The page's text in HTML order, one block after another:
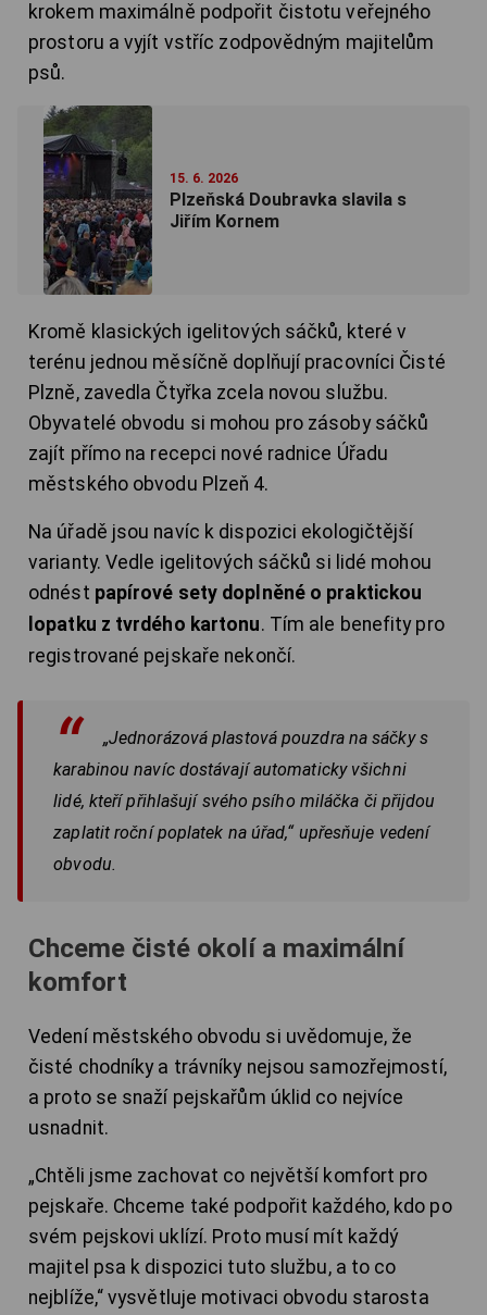
krokem maximálně podpořit čistotu veřejného
prostoru a vyjít vstříc zodpovědným majitelům
psů.
15. 6. 2026
Plzeňská Doubravka slavila s
Jiřím Kornem
Kromě klasických igelitových sáčků, které v
terénu jednou měsíčně doplňují pracovníci Čisté
Plzně, zavedla Čtyřka zcela novou službu.
Obyvatelé obvodu si mohou pro zásoby sáčků
zajít přímo na recepci nové radnice Úřadu
městského obvodu Plzeň 4.
Na úřadě jsou navíc k dispozici ekologičtější
varianty. Vedle igelitových sáčků si lidé mohou
odnést papírové sety doplněné o praktickou
lopatku z tvrdého kartonu. Tím ale benefity pro
registrované pejskaře nekončí.
„Jednorázová plastová pouzdra na sáčky s
karabinou navíc dostávají automaticky všichni
lidé, kteří přihlašují svého psího miláčka či přijdou
zaplatit roční poplatek na úřad,“ upřesňuje vedení
obvodu.
Chceme čisté okolí a maximální
komfort
Vedení městského obvodu si uvědomuje, že
čisté chodníky a trávníky nejsou samozřejmostí,
a proto se snaží pejskařům úklid co nejvíce
usnadnit.
„Chtěli jsme zachovat co největší komfort pro
pejskaře. Chceme také podpořit každého, kdo po
svém pejskovi uklízí. Proto musí mít každý
majitel psa k dispozici tuto službu, a to co
nejblíže,“ vysvětluje motivaci obvodu starosta